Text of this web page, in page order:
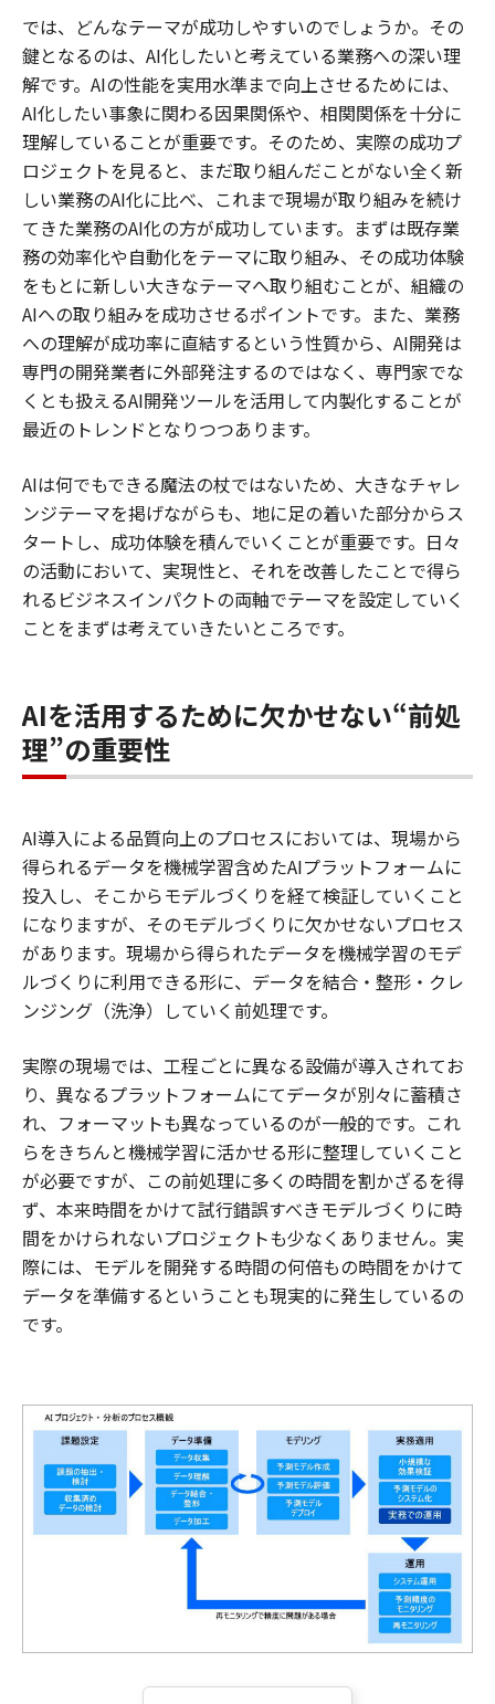
では、どんなテーマが成功しやすいのでしょうか。その
鍵となるのは、AI化したいと考えている業務への深い理
解です。AIの性能を実用水準まで向上させるためには、
AI化したい事象に関わる因果関係や、相関関係を十分に
理解していることが重要です。そのため、実際の成功プ
ロジェクトを見ると、まだ取り組んだことがない全く新
しい業務のAI化に比べ、これまで現場が取り組みを続け
てきた業務のAI化の方が成功しています。まずは既存業
務の効率化や自動化をテーマに取り組み、その成功体験
をもとに新しい大きなテーマへ取り組むことが、組織の
AIへの取り組みを成功させるポイントです。また、業務
への理解が成功率に直結するという性質から、AI開発は
専門の開発業者に外部発注するのではなく、専門家でな
くとも扱えるAI開発ツールを活用して内製化することが
最近のトレンドとなりつつあります。
AIは何でもできる魔法の杖ではないため、大きなチャレ
ンジテーマを掲げながらも、地に足の着いた部分からス
タートし、成功体験を積んでいくことが重要です。日々
の活動において、実現性と、それを改善したことで得ら
れるビジネスインパクトの両軸でテーマを設定していく
ことをまずは考えていきたいところです。
AIを活用するために欠かせない“前処
理”の重要性
AI導入による品質向上のプロセスにおいては、現場から
得られるデータを機械学習含めたAIプラットフォームに
投入し、そこからモデルづくりを経て検証していくこと
になりますが、そのモデルづくりに欠かせないプロセス
があります。現場から得られたデータを機械学習のモデ
ルづくりに利用できる形に、データを結合・整形・クレ
ンジング（洗浄）していく前処理です。
実際の現場では、工程ごとに異なる設備が導入されてお
り、異なるプラットフォームにてデータが別々に蓄積さ
れ、フォーマットも異なっているのが一般的です。これ
らをきちんと機械学習に活かせる形に整理していくこと
が必要ですが、この前処理に多くの時間を割かざるを得
ず、本来時間をかけて試行錯誤すべきモデルづくりに時
間をかけられないプロジェクトも少なくありません。実
際には、モデルを開発する時間の何倍もの時間をかけて
データを準備するということも現実的に発生しているの
です。